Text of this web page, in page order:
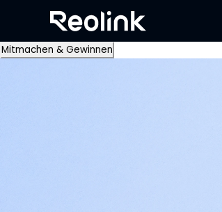
Mitmachen & Gewinnen